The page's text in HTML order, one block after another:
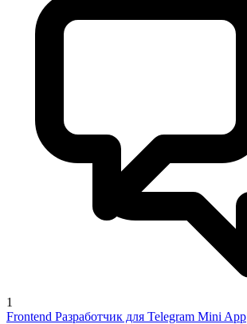
1
Frontend Разработчик для Telegram Mini App